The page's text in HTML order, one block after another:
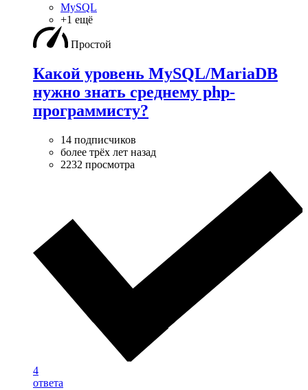
MySQL
+1 ещё
Простой
Какой уровень MySQL/MariaDB
нужно знать среднему php-
программисту?
14 подписчиков
более трёх лет назад
2232 просмотра
4
ответа